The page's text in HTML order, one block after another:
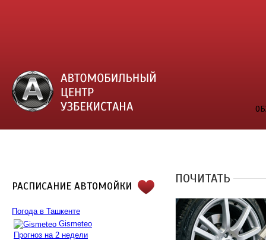
РАСПИСАНИЕ АВТОМОЙКИ
Погода в Ташкенте
Gismeteo
Прогноз на 2 недели
ПОЧИТАТЬ